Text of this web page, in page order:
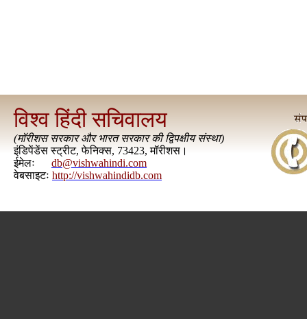
विश्व हिंदी सचिवालय
(मॉरीशस सरकार और भारत सरकार की द्विपक्षीय संस्था)
इंडिपेंडेंस स्ट्रीट, फेनिक्स, 73423, मॉरीशस।
ईमेलः
db@vishwahindi.com
वेबसाइटः http://vishwahindidb.com